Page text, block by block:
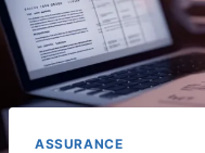
ASSURANCE